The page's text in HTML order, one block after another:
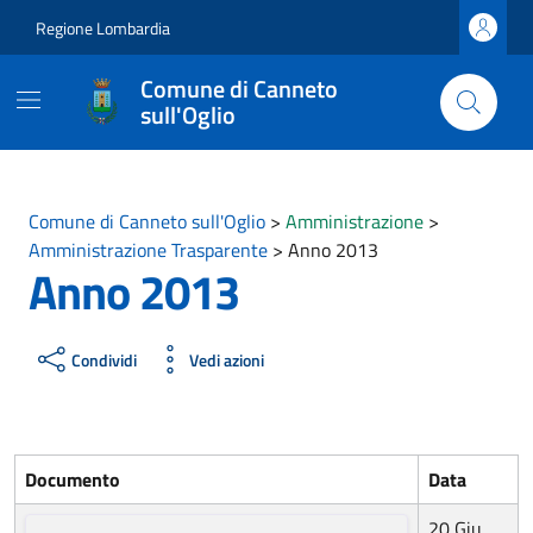
Regione Lombardia
Comune di Canneto
sull'Oglio
Comune di Canneto sull'Oglio > Amministrazione >
Amministrazione Trasparente > Anno 2013
Anno 2013
Condividi Vedi azioni
Documento
Data